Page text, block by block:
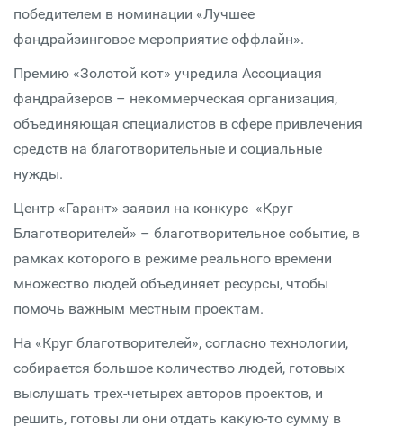
победителем в номинации «Лучшее
фандрайзинговое мероприятие оффлайн».
Премию «Золотой кот» учредила Ассоциация
фандрайзеров – некоммерческая организация,
объединяющая специалистов в сфере привлечения
средств на благотворительные и социальные
нужды.
Центр «Гарант» заявил на конкурс «Круг
Благотворителей» – благотворительное событие, в
рамках которого в режиме реального времени
множество людей объединяет ресурсы, чтобы
помочь важным местным проектам.
На «Круг благотворителей», согласно технологии,
собирается большое количество людей, готовых
выслушать трех-четырех авторов проектов, и
решить, готовы ли они отдать какую-то сумму в